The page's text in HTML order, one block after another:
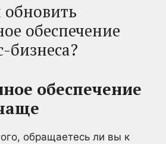
обеспечение
бизнеса?
обеспечение
обращаетесь ли вы к